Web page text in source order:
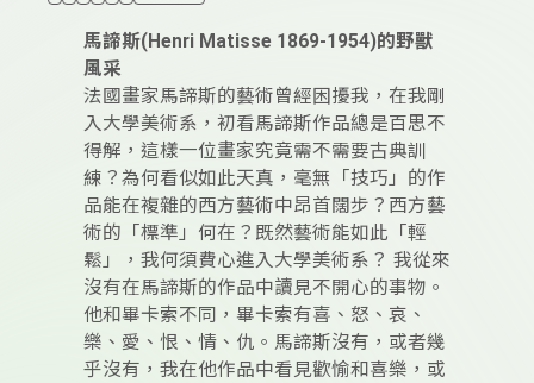
馬諦斯(Henri Matisse 1869-1954)的野獸
風采
法國畫家馬諦斯的藝術曾經困擾我，在我剛
入大學美術系，初看馬諦斯作品總是百思不
得解，這樣一位畫家究竟需不需要古典訓
練？為何看似如此天真，毫無「技巧」的作
品能在複雜的西方藝術中昂首闊步？西方藝
術的「標準」何在？既然藝術能如此「輕
鬆」，我何須費心進入大學美術系？ 我從來
沒有在馬諦斯的作品中讀見不開心的事物。
他和畢卡索不同，畢卡索有喜、怒、哀、
樂、愛、恨、情、仇。馬諦斯沒有，或者幾
乎沒有，我在他作品中看見歡愉和喜樂，或